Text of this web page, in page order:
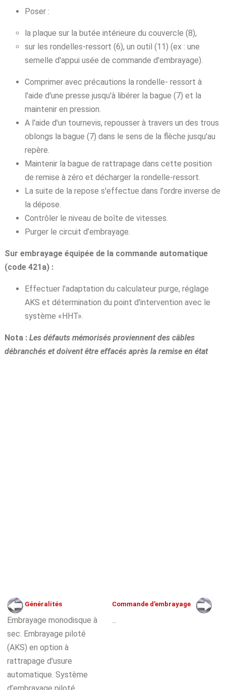
Poser :
la plaque sur la butée intérieure du couvercle (8),
sur les rondelles-ressort (6), un outil (11) (ex : une
semelle d'appui usée de commande d'embrayage).
Comprimer avec précautions la rondelle- ressort à
l'aide d'une presse jusqu'à libérer la bague (7) et la
maintenir en pression.
A l'aide d'un tournevis, repousser à travers un des trous
oblongs la bague (7) dans le sens de la flèche jusqu'au
repère.
Maintenir la bague de rattrapage dans cette position
de remise à zéro et décharger la rondelle-ressort.
La suite de la repose s'effectue dans l'ordre inverse de
la dépose.
Contrôler le niveau de boîte de vitesses.
Purger le circuit d’embrayage.
Sur embrayage équipée de la commande automatique
(code 421a) :
Effectuer l'adaptation du calculateur purge, réglage
AKS et détermination du point d'intervention avec le
système «HHT».
Nota : Les défauts mémorisés proviennent des câbles
débranchés et doivent être effacés après la remise en état
Généralités
Embrayage monodisque à
sec. Embrayage piloté
(AKS) en option à
rattrapage d'usure
automatique. Système
d’embrayage piloté
Commande d’embrayage